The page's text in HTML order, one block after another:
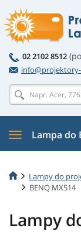
02 2102 8512
Lampa do
Lampy do
BENQ MX514
Lampy